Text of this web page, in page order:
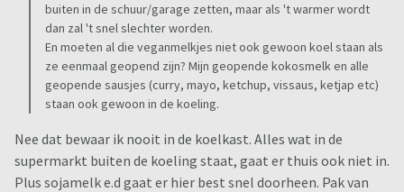
buiten in de schuur/garage zetten, maar als 't warmer wordt
dan zal 't snel slechter worden.
En moeten al die veganmelkjes niet ook gewoon koel staan als
ze eenmaal geopend zijn? Mijn geopende kokosmelk en alle
geopende sausjes (curry, mayo, ketchup, vissaus, ketjap etc)
staan ook gewoon in de koeling.
Nee dat bewaar ik nooit in de koelkast. Alles wat in de
supermarkt buiten de koeling staat, gaat er thuis ook niet in.
Plus sojamelk e.d gaat er hier best snel doorheen. Pak van